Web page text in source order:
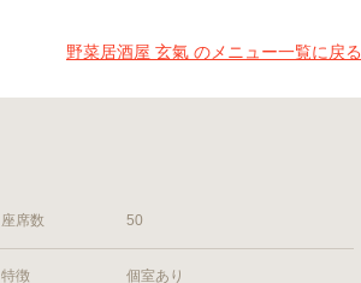
野菜居酒屋 玄氣 のメニュー一覧に戻る
座席数 50
特徴 個室あり